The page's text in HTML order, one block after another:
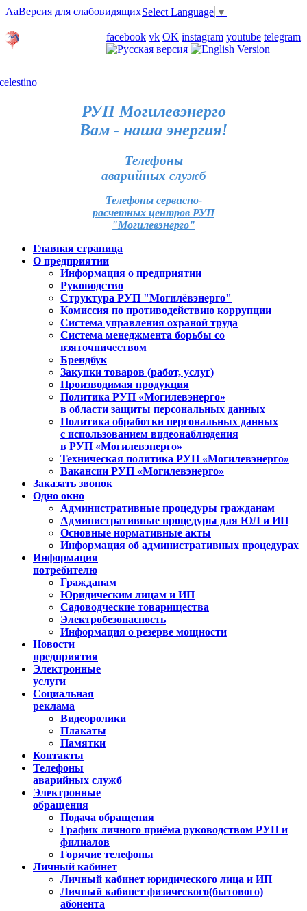
AaВерсия для слабовидящихSelect Language ▼
facebook vk OK instagram youtube telegram
РУП Могилевэнерго
Вам - наша энергия!
Телефоны
аварийных служб
Телефоны сервисно-
расчетных центров РУП
"Могилевэнерго"
Главная страница
О предприятии
Информация о предприятии
Руководство
Структура РУП "Могилёвэнерго"
Комиссия по противодействию коррупции
Система управления охраной труда
Система менеджмента борьбы со
взяточничеством
Брендбук
Закупки товаров (работ, услуг)
Производимая продукция
Политика РУП «Могилевэнерго»
в области защиты персональных данных
Политика обработки персональных данных
с использованием видеонаблюдения
в РУП «Могилевэнерго»
Техническая политика РУП «Могилевэнерго»
Вакансии РУП «Могилевэнерго»
Заказать звонок
Одно окно
Административные процедуры гражданам
Административные процедуры для ЮЛ и ИП
Основные нормативные акты
Информация об административных процедурах
Информация
потребителю
Гражданам
Юридическим лицам и ИП
Садоводческие товарищества
Электробезопасность
Информация о резерве мощности
Новости
предприятия
Электронные
услуги
Социальная
реклама
Видеоролики
Плакаты
Памятки
Контакты
Телефоны
аварийных служб
Электронные
обращения
Подача обращения
График личного приёма руководством РУП и
филиалов
Горячие телефоны
Личный кабинет
Личный кабинет юридического лица и ИП
Личный кабинет физического(бытового)
абонента